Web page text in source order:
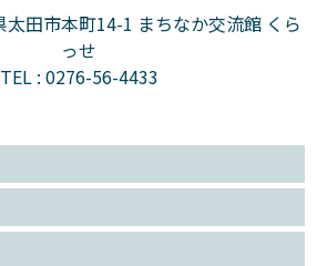
太田市本町14-1 まちなか交流館 くら
っせ
TEL : 0276-56-4433